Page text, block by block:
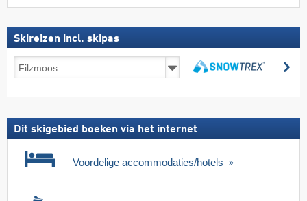
Skireizen incl. skipas
Skireizen
incl.
Dit skigebied boeken via het internet
Voordelige accommodaties/hotels